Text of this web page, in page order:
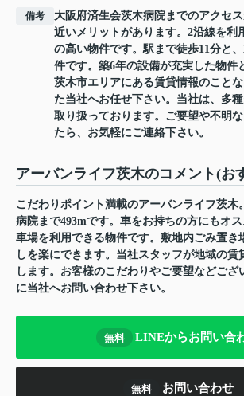
備考
大阪府済生会茨木病院までのアクセ
近いメリットがあります。2沿線を利
の高い物件です。駅まで徒歩11分と
件です。築6年の設備が充実した物件
茨木市エリアにある賃貸情報のこと
た当社へお任せ下さい。当社は、多
取り扱っております。ご要望や不明
たら、お気軽にご連絡下さい。
アーバンライフ茨木のコメント(お
こだわりポイント満載のアーバンライフ茨木
病院まで493mです。車をお持ちの方にもオ
車場を利用できる物件です。敷地内ごみ置き
しを楽にできます。当社スタッフが地域の賃
します。お客様のこだわりやご要望などござ
に当社へお問い合わせ下さい。
無料 LINEからお問い合
無料 お問い合わせ